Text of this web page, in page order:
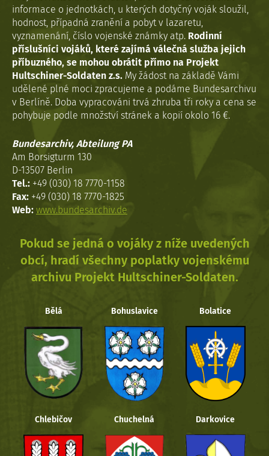
informace o jednotkách, u kterých dotyčný voják sloužil,
hodnost, případná zranění a pobyt v lazaretu,
vyznamenání, číslo vojenské známky atp. Rodinní
příslušníci vojáků, které zajímá válečná služba jejich
příbuzného, se mohou obrátit přímo na Projekt
Hultschiner-Soldaten z.s. My žádost na základě Vámi
udělené plné moci zpracujeme a podáme Bundesarchivu
v Berlíně. Doba vypracováni trvá zhruba tři roky a cena se
pohybuje podle množství stránek a kopií okolo 16 €.
Bundesarchiv, Abteilung PA
Am Borsigturm 130
D-13507 Berlin
Tel.: +49 (030) 18 7770-1158
Fax: +49 (030) 18 7770-1825
Web: www.bundesarchiv.de
Pokud se jedná o vojáky z níže uvedených
obcí, hradí všechny poplatky vojenskému
archivu Projekt Hultschiner-Soldaten.
Bělá Bohuslavice Bolatice
Chlebičov Chuchelná Darkovice